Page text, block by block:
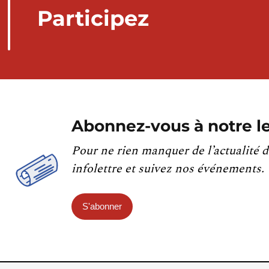
Participez
Abonnez-vous à notre
Pour ne rien manquer de l’actualité
infolettre et suivez nos événements.
S'abonner